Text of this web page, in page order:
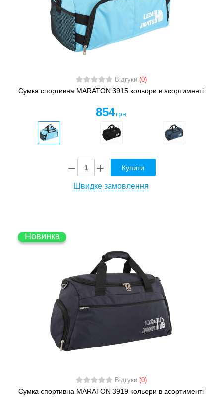
Відгуки (0)
Сумка спортивна MARATON 3915 кольори в асортименті
854 грн
Купити
Швидке замовлення
Новинка
Відгуки (0)
Сумка спортивна MARATON 3919 кольори в асортименті